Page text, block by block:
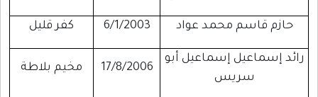
حازم قاسم محمد عواد 6/1/2003 كفر قليل
رائد إسماعيل إسماعيل أبو
سريس
17/8/2006 مخيم بلاطة